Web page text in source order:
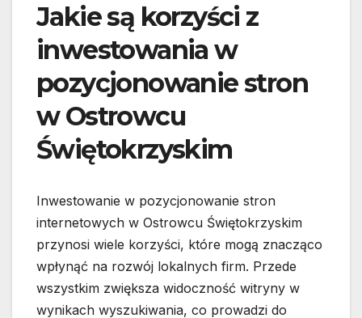
Jakie są korzyści z
inwestowania w
pozycjonowanie stron
w Ostrowcu
Świętokrzyskim
Inwestowanie w pozycjonowanie stron
internetowych w Ostrowcu Świętokrzyskim
przynosi wiele korzyści, które mogą znacząco
wpłynąć na rozwój lokalnych firm. Przede
wszystkim zwiększa widoczność witryny w
wynikach wyszukiwania, co prowadzi do